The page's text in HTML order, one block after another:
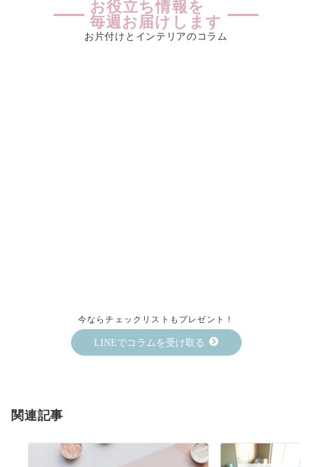
お役立ち情報を
毎週お届けします
お片付けとインテリアのコラム
今ならチェックリストもプレゼント！
LINEでコラムを受け取る
関連記事